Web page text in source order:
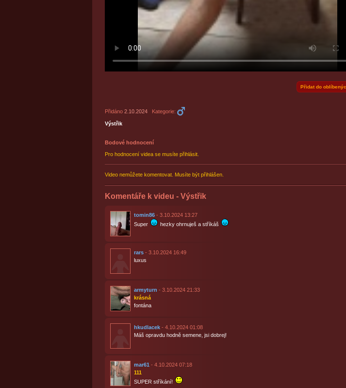
Přidat do
Přidáno 2.10.2024 Kategorie:
Výstřik
Bodové hodnocení
Pro hodnocení videa se musíte přihlásit.
Video nemůžete komentovat. Musíte být přihlášen.
Komentáře k videu - Výstřik
tomin86- 3.10.2024 13:27
Super
hezky ohrnuješ a stříkáš
rars- 3.10.2024 16:49
luxus
armyturn - 3.10.2024 21:33
krásná
fontána
hkudlacek- 4.10.2024 01:08
Máš opravdu hodně semene, jsi dobrej!
mar61 - 4.10.2024 07:18
111
SUPER stříkání!